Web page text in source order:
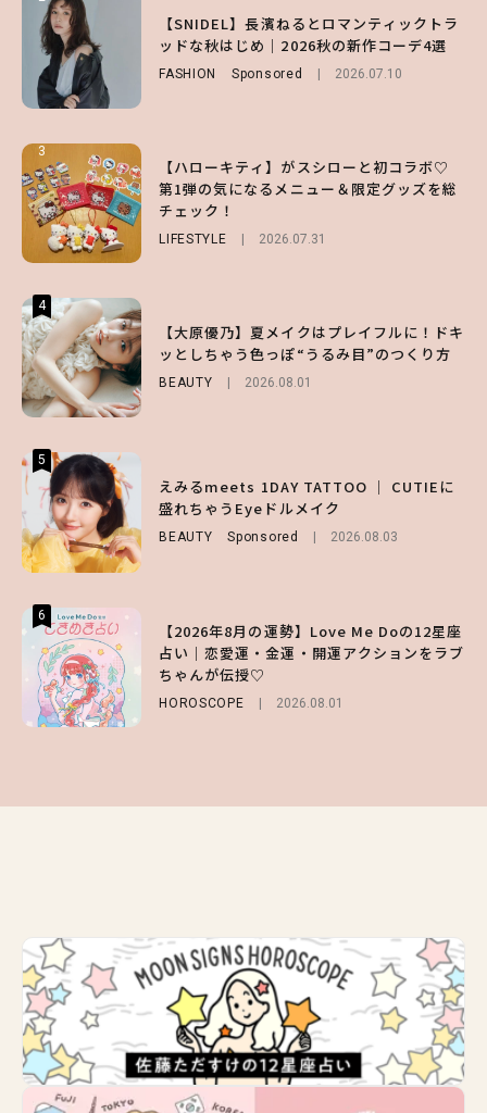
【SNIDEL】長濱ねるとロマンティックトラ
ッドな秋はじめ｜2026秋の新作コーデ4選
FASHION Sponsored 2026.07.10
3
【ハローキティ】がスシローと初コラボ♡
第1弾の気になるメニュー＆限定グッズを総
チェック！
LIFESTYLE 2026.07.31
4
【大原優乃】夏メイクはプレイフルに！ドキ
ッとしちゃう色っぽ“うるみ目”のつくり方
BEAUTY 2026.08.01
5
えみるmeets 1DAY TATTOO ｜ CUTIEに
盛れちゃうEyeドルメイク
BEAUTY Sponsored 2026.08.03
6
【2026年8月の運勢】Love Me Doの12星座
占い｜恋愛運・金運・開運アクションをラブ
ちゃんが伝授♡
HOROSCOPE 2026.08.01
【齋藤飛鳥】人生初のロブに！「意外としっ
くりくるし、すごく新鮮で心地いい」ヘアカ
ットの様子を独占でお届け♡
ENTERTAINMENT 2026.07.30
3
【スタバ】約160通りのカスタマイズができ
る⁉ 39店舗限定『My フルーツ³ フラペチー
ノ®』を徹底レポ♡
LIFESTYLE 2026.07.30
4
【大原優乃】夏メイクはプレイフルに！ドキ
ッとしちゃう色っぽ“うるみ目”のつくり方
BEAUTY 2026.08.01
5
【SNIDEL】長濱ねるとロマンティックトラ
ッドな秋はじめ｜2026秋の新作コーデ4選
FASHION Sponsored 2026.07.10
6
【森香澄】理想のスタイルはどう作る？体型
キープの秘訣や夏の過ごし方など独占インタ
ビュー！
ENTERTAINMENT 2026.07.31
【付録】総柄ハローキティが可愛すぎ♡ 紀
ノ国屋コラボの“優秀保冷バッグ”は夏の強
い味方！【オトナミューズ9月号増刊】
3
【谷まりあ】夏は“シアースカート”でさり
げなく肌見せ！透け感のニュアンスを楽しめ
るマストハブアイテム4選
FASHION 2026.07.19
4
【夏ヘアのくずれ・うねりに】ヘアメイク夢
月直伝♡ ドライシャンプー「バティスト」
を使ったプロ級スタイリング3選
Sponsored
5
【ハローキティ】がスシローと初コラボ♡
第1弾の気になるメニュー＆限定グッズを総
チェック！
2026.07.31
6
【GU】夏の“主役級”アイテム決定！ヘルシ
ー＆可愛すぎる「大人の肌見せ」トップス3
選
FASHION 2026.07.19